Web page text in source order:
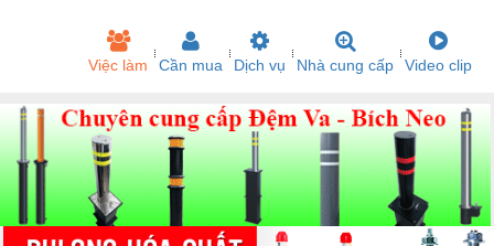
Việc làm Cần mua Dịch vụ Nhà cung cấp Video clip